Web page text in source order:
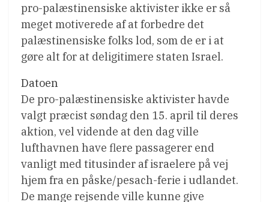
pro-palæstinensiske aktivister ikke er så
meget motiverede af at forbedre det
palæstinensiske folks lod, som de er i at
gøre alt for at deligitimere staten Israel.
Datoen
De pro-palæstinensiske aktivister havde
valgt præcist søndag den 15. april til deres
aktion, vel vidende at den dag ville
lufthavnen have flere passagerer end
vanligt med titusinder af israelere på vej
hjem fra en påske/pesach-ferie i udlandet.
De mange rejsende ville kunne give